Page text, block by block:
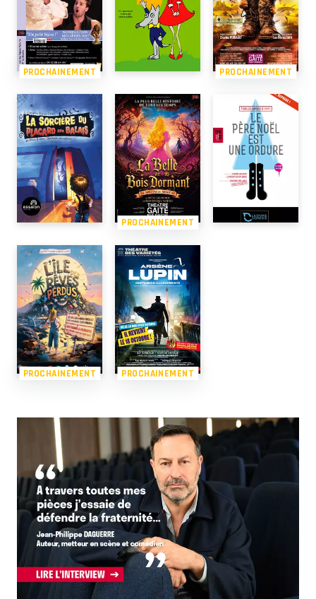
PROCHAINEMENT PROCHAINEMENT
PROCHAINEMENT
PROCHAINEMENT PROCHAINEMENT